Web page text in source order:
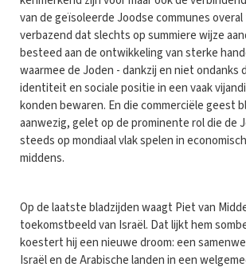
van de geïsoleerde Joodse communes
verbazend dat slechts op summiere wijze
besteed aan de ontwikkeling van sterke
waarmee de Joden - dankzij en niet ondanks
identiteit en sociale positie in een vaak
konden bewaren. En die commerciële geest
aanwezig, gelet op de prominente rol die de
steeds op mondiaal vlak spelen in
middens.
Op de laatste bladzijden waagt Piet van
toekomstbeeld van Israël. Dat lijkt hem
koestert hij een nieuwe droom: een
Israël en de Arabische landen in een